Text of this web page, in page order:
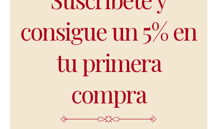
consigue un 5% en
tu primera
compra